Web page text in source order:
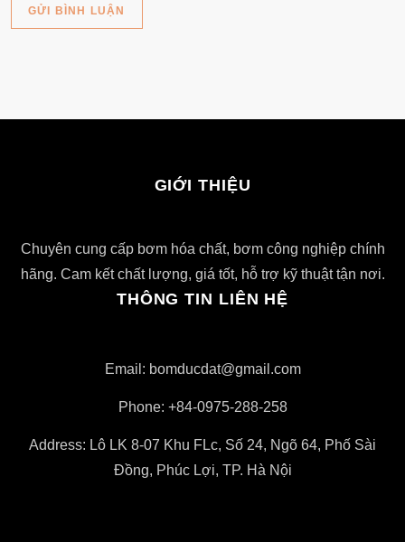
GIỚI THIỆU
Chuyên cung cấp bơm hóa chất, bơm công nghiệp chính
hãng. Cam kết chất lượng, giá tốt, hỗ trợ kỹ thuật tận nơi.
THÔNG TIN LIÊN HỆ
Email: bomducdat@gmail.com
Phone: +84-0975-288-258
Address: Lô LK 8-07 Khu FLc, Số 24, Ngõ 64, Phố Sài
Đồng, Phúc Lợi, TP. Hà Nội